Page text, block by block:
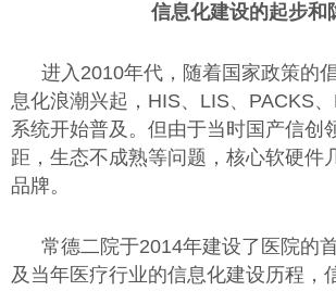
信息化建设的起步和
进入2010年代，随着国家政策的
息化浪潮兴起，HIS、LIS、PACKS
系统开始普及。但由于当时国产信创
距，生态不成熟等问题，核心软硬件
品牌。
常德二院于2014年建设了医院的
及当年医疗行业的信息化建设历程，